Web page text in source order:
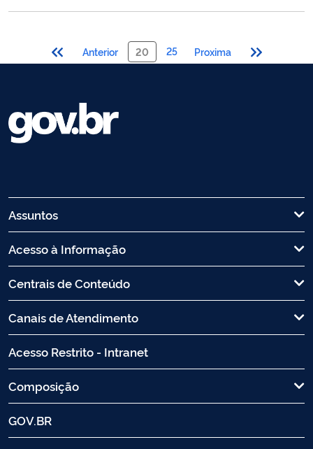
Anterior 20 25 Proxima
Assuntos
Acesso à Informação
Centrais de Conteúdo
Canais de Atendimento
Acesso Restrito - Intranet
Composição
GOV.BR